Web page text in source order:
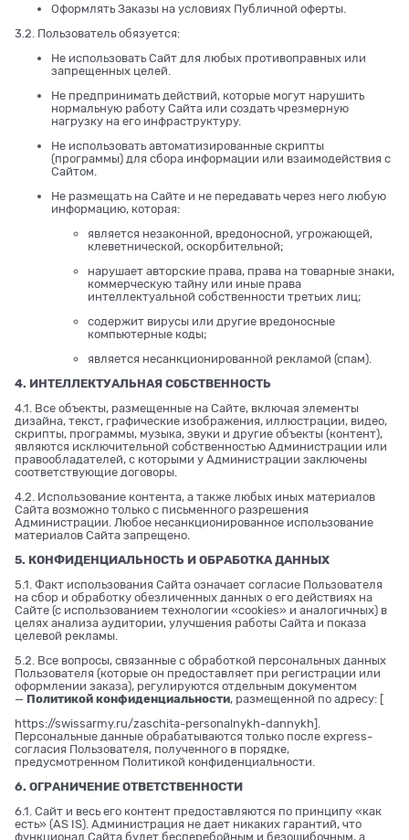
Оформлять Заказы на условиях Публичной оферты.
3.2. Пользователь обязуется:
Не использовать Сайт для любых противоправных или
запрещенных целей.
Не предпринимать действий, которые могут нарушить
нормальную работу Сайта или создать чрезмерную
нагрузку на его инфраструктуру.
Не использовать автоматизированные скрипты
(программы) для сбора информации или взаимодействия с
Сайтом.
Не размещать на Сайте и не передавать через него любую
информацию, которая:
является незаконной, вредоносной, угрожающей,
клеветнической, оскорбительной;
нарушает авторские права, права на товарные знаки,
коммерческую тайну или иные права
интеллектуальной собственности третьих лиц;
содержит вирусы или другие вредоносные
компьютерные коды;
является несанкционированной рекламой (спам).
4. ИНТЕЛЛЕКТУАЛЬНАЯ СОБСТВЕННОСТЬ
4.1. Все объекты, размещенные на Сайте, включая элементы
дизайна, текст, графические изображения, иллюстрации, видео,
скрипты, программы, музыка, звуки и другие объекты (контент),
являются исключительной собственностью Администрации или
правообладателей, с которыми у Администрации заключены
соответствующие договоры.
4.2. Использование контента, а также любых иных материалов
Сайта возможно только с письменного разрешения
Администрации. Любое несанкционированное использование
материалов Сайта запрещено.
5. КОНФИДЕНЦИАЛЬНОСТЬ И ОБРАБОТКА ДАННЫХ
5.1. Факт использования Сайта означает согласие Пользователя
на сбор и обработку обезличенных данных о его действиях на
Сайте (с использованием технологии «cookies» и аналогичных) в
целях анализа аудитории, улучшения работы Сайта и показа
целевой рекламы.
5.2. Все вопросы, связанные с обработкой персональных данных
Пользователя (которые он предоставляет при регистрации или
оформлении заказа), регулируются отдельным документом
— Политикой конфиденциальности, размещенной по адресу: [
https://swissarmy.ru/zaschita-personalnykh-dannykh].
Персональные данные обрабатываются только после express-
согласия Пользователя, полученного в порядке,
предусмотренном Политикой конфиденциальности.
6. ОГРАНИЧЕНИЕ ОТВЕТСТВЕННОСТИ
6.1. Сайт и весь его контент предоставляются по принципу «как
есть» (AS IS). Администрация не дает никаких гарантий, что
функционал Сайта будет бесперебойным и безошибочным, а